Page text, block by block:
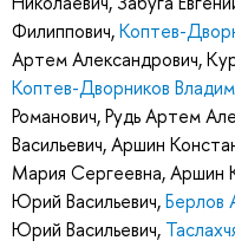
Филиппович,Коптев-
Артем Александрович,
Коптев-Дворников
Романович,Рудь Артем
Васильевич,Аршин
Мария Сергеевна,Аршин
Юрий Васильевич,Берлов
Юрий Васильевич,